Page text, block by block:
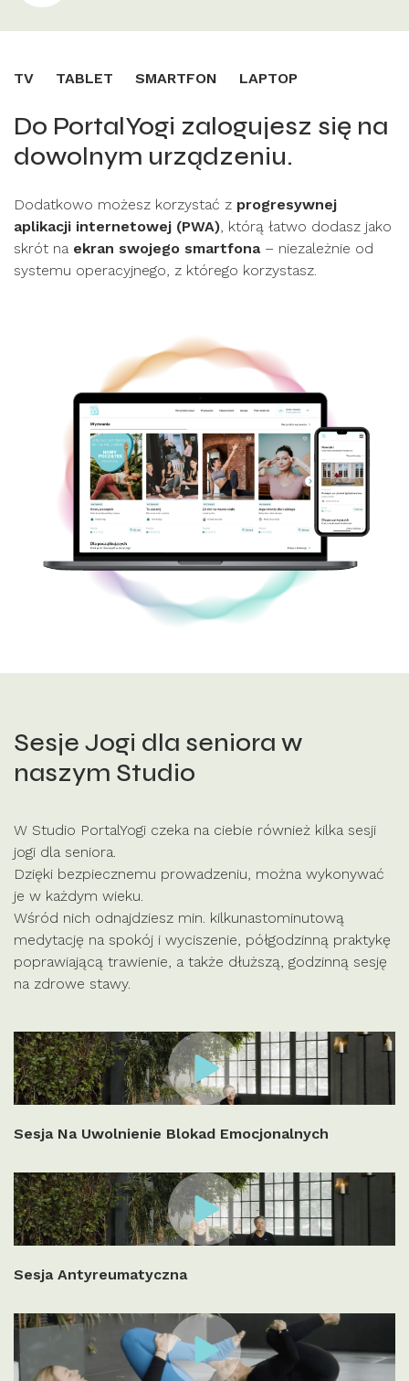
TV TABLET SMARTFON LAPTOP
Do PortalYogi zalogujesz się na
dowolnym urządzeniu.
Dodatkowo możesz korzystać z progresywnej
aplikacji internetowej (PWA) , którą łatwo dodasz jako
skrót na ekran swojego smartfona– niezależnie od
systemu operacyjnego, z którego korzystasz.
Sesje Jogi dla seniora w
naszym Studio
W Studio PortalYogi czeka na ciebie również kilka sesji
jogi dla seniora.
Dzięki bezpiecznemu prowadzeniu, można wykonywać
je w każdym wieku.
Wśród nich odnajdziesz min. kilkunastominutową
medytację na spokój i wyciszenie, półgodzinną praktykę
poprawiającą trawienie, a także dłuższą, godzinną sesję
na zdrowe stawy.
Sesja Na Uwolnienie Blokad Emocjonalnych
Sesja Antyreumatyczna